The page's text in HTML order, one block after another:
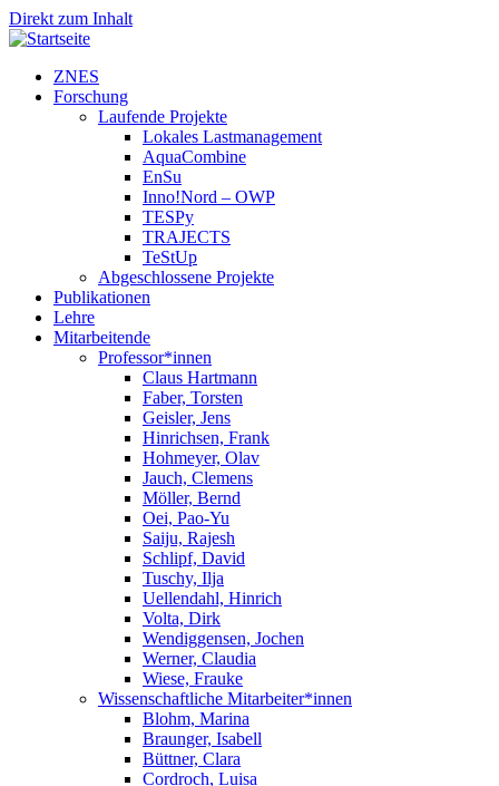
Direkt zum Inhalt
ZNES
Forschung
Laufende Projekte
Lokales Lastmanagement
AquaCombine
EnSu
Inno!Nord – OWP
TESPy
TRAJECTS
TeStUp
Abgeschlossene Projekte
Publikationen
Lehre
Mitarbeitende
Professor*innen
Claus Hartmann
Faber, Torsten
Geisler, Jens
Hinrichsen, Frank
Hohmeyer, Olav
Jauch, Clemens
Möller, Bernd
Oei, Pao-Yu
Saiju, Rajesh
Schlipf, David
Tuschy, Ilja
Uellendahl, Hinrich
Volta, Dirk
Wendiggensen, Jochen
Werner, Claudia
Wiese, Frauke
Wissenschaftliche Mitarbeiter*innen
Blohm, Marina
Braunger, Isabell
Büttner, Clara
Cordroch, Luisa